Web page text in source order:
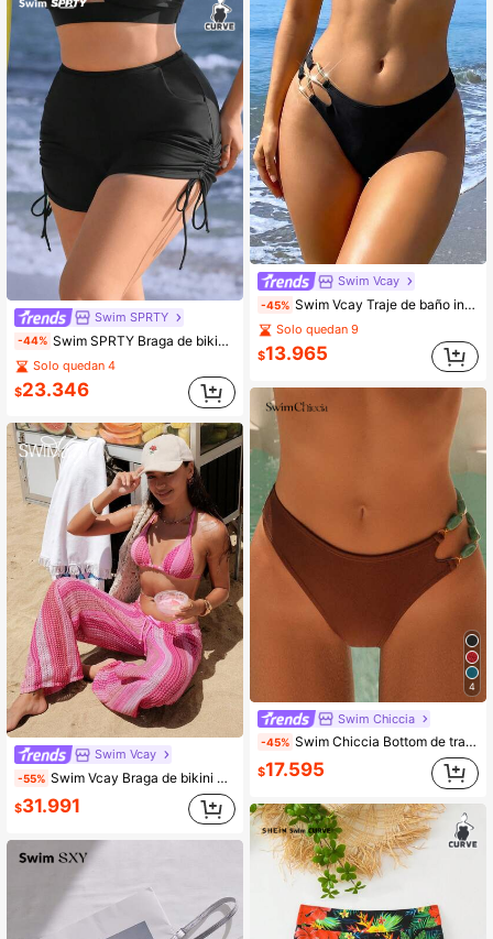
Swim SPRTY
-44% Swim SPRTY Braga de bikini de talla grande para mujer con bolsillo y cordón lateral en unicolor
Solo quedan 4
$23.346
Swim Vcay
-55% Swim Vcay Braga de bikini para mujer, pantalón casual de playa, tela tejida con estampado de rayas, elegante para la playa en verano
$31.991
Swim Vcay
-45% Swim Vcay Traje de baño inferior de cintura baja sexy & elegante para mujer, nuevo lanzamiento para verano y vacaciones de primavera, ideal para playa/fiesta en la piscina
Solo quedan 9
$13.965
4
Swim Chiccia
-45% Swim Chiccia Bottom de traje de baño de tela brillante de unicolor, diseño de accesorios talla grande vendidos. Conjunto de bikini de tanga para verano para mujeres. Bottom de bikini marrón. Traje de baño de mujer de corte alto. Bottom de bikini con concha. Bikini de un hombro. Conjunto de traje de baño de cintura alta marrón. Conjunto de dos piezas marrón para mujer. Detalle de Bottom de bikini marrón. Bikini con cuentas para bronceado
$17.595